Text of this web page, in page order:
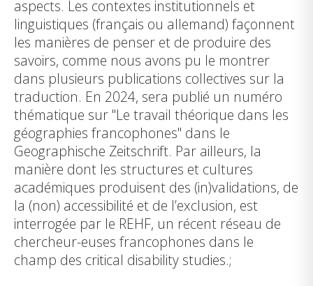
aspects. Les contextes institutionnels et
linguistiques (français ou allemand) façonnent
les manières de penser et de produire des
savoirs, comme nous avons pu le montrer
dans plusieurs publications collectives sur la
traduction. En 2024, sera publié un numéro
thématique sur "Le travail théorique dans les
géographies francophones" dans le
Geographische Zeitschrift. Par ailleurs, la
manière dont les structures et cultures
académiques produisent des (in)validations, de
la (non) accessibilité et de l’exclusion, est
interrogée par le REHF, un récent réseau de
chercheur-euses francophones dans le
champ des critical disability studies.;